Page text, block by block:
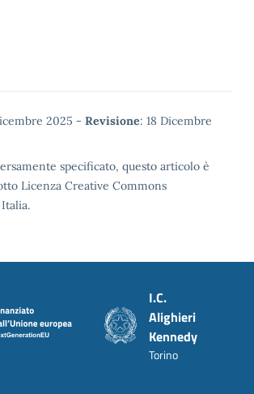
2025 - Revisione: 18 Dicembre
specificato, questo articolo è
Licenza Creative Commons
I.C.
Alighieri
Kennedy
Torino